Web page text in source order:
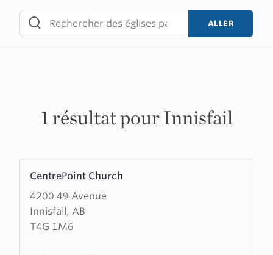
content
ALLER
1 résultat pour Innisfail
CentrePoint Church
4200 49 Avenue
Innisfail, AB
T4G 1M6
more
about
CentrePoint
Church